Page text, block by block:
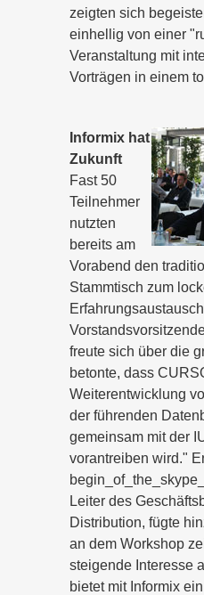
zeigten sich
einhellig von einer
Veranstaltung mit
Vorträgen in einem
Informix hat
Zukunft
Fast 50
Teilnehmer
nutzten
bereits am
Vorabend den
Stammtisch zum
freute sich über die
betonte, dass
Weiterentwicklung
der führenden
gemeinsam mit der
vorantreiben wird."
Leiter des
Distribution, fügte
an dem Workshop
steigende Interesse
bietet mit Informix